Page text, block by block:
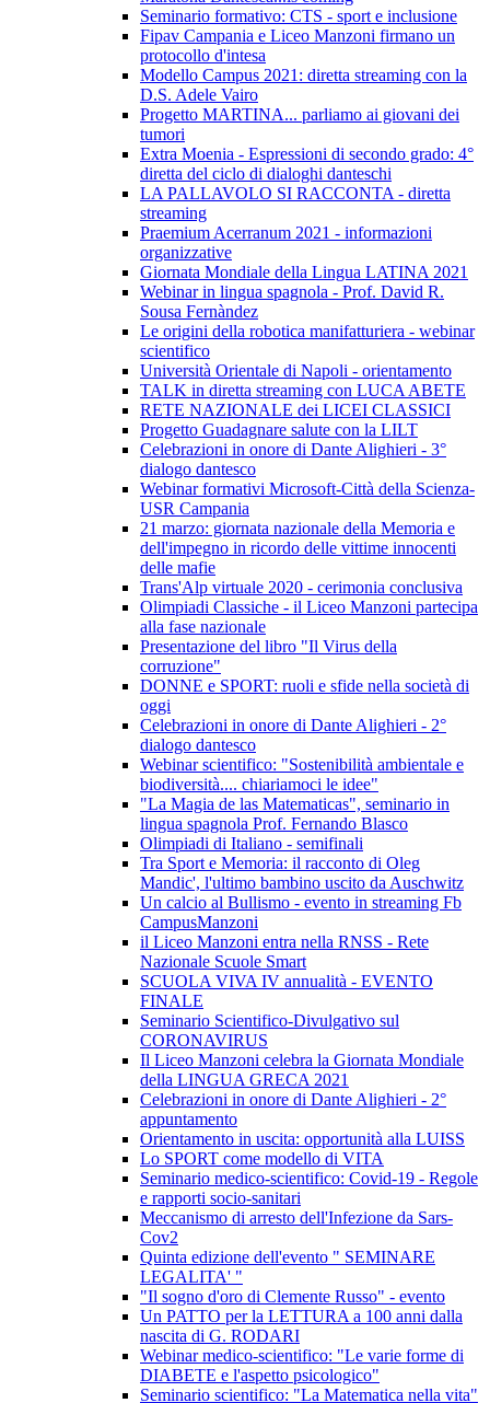
Seminario formativo: CTS - sport e inclusione
Fipav Campania e Liceo Manzoni firmano un
protocollo d'intesa
Modello Campus 2021: diretta streaming con la
D.S. Adele Vairo
Progetto MARTINA... parliamo ai giovani dei
tumori
Extra Moenia - Espressioni di secondo grado: 4°
diretta del ciclo di dialoghi danteschi
LA PALLAVOLO SI RACCONTA - diretta
streaming
Praemium Acerranum 2021 - informazioni
organizzative
Giornata Mondiale della Lingua LATINA 2021
Webinar in lingua spagnola - Prof. David R.
Sousa Fernàndez
Le origini della robotica manifatturiera - webinar
scientifico
Università Orientale di Napoli - orientamento
TALK in diretta streaming con LUCA ABETE
RETE NAZIONALE dei LICEI CLASSICI
Progetto Guadagnare salute con la LILT
Celebrazioni in onore di Dante Alighieri - 3°
dialogo dantesco
Webinar formativi Microsoft-Città della Scienza-
USR Campania
21 marzo: giornata nazionale della Memoria e
dell'impegno in ricordo delle vittime innocenti
delle mafie
Trans'Alp virtuale 2020 - cerimonia conclusiva
Olimpiadi Classiche - il Liceo Manzoni partecipa
alla fase nazionale
Presentazione del libro "Il Virus della
corruzione"
DONNE e SPORT: ruoli e sfide nella società di
oggi
Celebrazioni in onore di Dante Alighieri - 2°
dialogo dantesco
Webinar scientifico: "Sostenibilità ambientale e
biodiversità.... chiariamoci le idee"
"La Magia de las Matematicas", seminario in
lingua spagnola Prof. Fernando Blasco
Olimpiadi di Italiano - semifinali
Tra Sport e Memoria: il racconto di Oleg
Mandic', l'ultimo bambino uscito da Auschwitz
Un calcio al Bullismo - evento in streaming Fb
CampusManzoni
il Liceo Manzoni entra nella RNSS - Rete
Nazionale Scuole Smart
SCUOLA VIVA IV annualità - EVENTO
FINALE
Seminario Scientifico-Divulgativo sul
CORONAVIRUS
Il Liceo Manzoni celebra la Giornata Mondiale
della LINGUA GRECA 2021
Celebrazioni in onore di Dante Alighieri - 2°
appuntamento
Orientamento in uscita: opportunità alla LUISS
Lo SPORT come modello di VITA
Seminario medico-scientifico: Covid-19 - Regole
e rapporti socio-sanitari
Meccanismo di arresto dell'Infezione da Sars-
Cov2
Quinta edizione dell'evento " SEMINARE
LEGALITA' "
"Il sogno d'oro di Clemente Russo" - evento
Un PATTO per la LETTURA a 100 anni dalla
nascita di G. RODARI
Webinar medico-scientifico: "Le varie forme di
DIABETE e l'aspetto psicologico"
Seminario scientifico: "La Matematica nella vita"